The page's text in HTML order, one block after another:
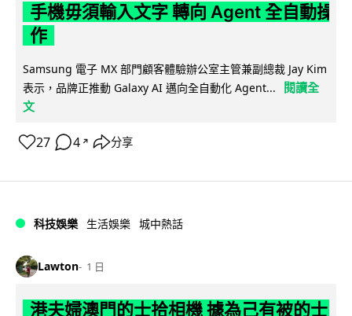
手機毋須輸入文字 轉向 Agent 全自動操
作
Samsung 電子 MX 部門顧客體驗辦公室主管兼副總裁 Jay Kim
表示，品牌正推動 Galaxy AI 邁向全自動化 Agent...
閱讀全
文
27 4 ↗ 分享
科技娛樂 生活娛樂 城中熱話
Lawton 1 日
港夫婦澳門的士拾相機 據為己有被的士